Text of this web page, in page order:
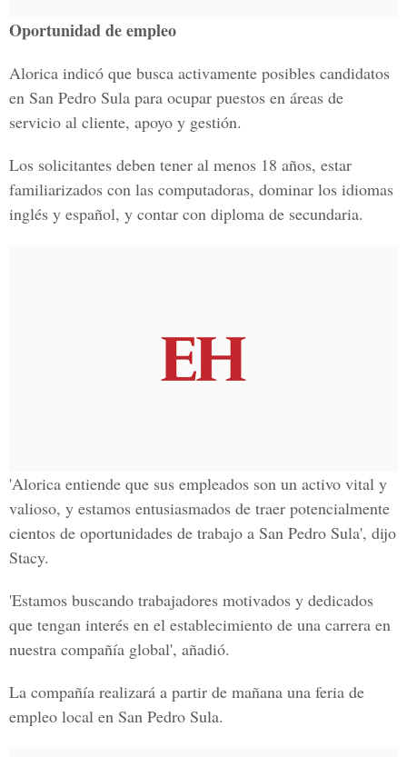
Oportunidad de empleo
Alorica indicó que busca activamente posibles candidatos
en San Pedro Sula para ocupar puestos en áreas de
servicio al cliente, apoyo y gestión.
Los solicitantes deben tener al menos 18 años, estar
familiarizados con las computadoras, dominar los idiomas
inglés y español, y contar con diploma de secundaria.
'Alorica entiende que sus empleados son un activo vital y
valioso, y estamos entusiasmados de traer potencialmente
cientos de oportunidades de trabajo a San Pedro Sula', dijo
Stacy.
'Estamos buscando trabajadores motivados y dedicados
que tengan interés en el establecimiento de una carrera en
nuestra compañía global', añadió.
La compañía realizará a partir de mañana una feria de
empleo local en San Pedro Sula.